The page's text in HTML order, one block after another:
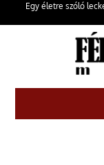
Egy életre szóló